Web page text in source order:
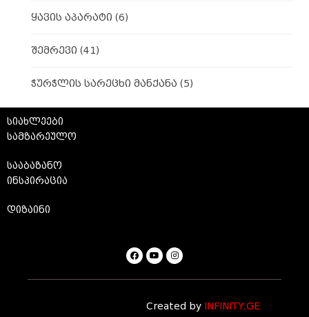
ყავის აპარატი (6)
შემრევი (41)
ჭურჭლის სარეცხი მანქანა (5)
სიახლეები
სამზარეულო
სააბაზანო
ინსპირაცია
დიზაინი
Created by INFINITY.GE